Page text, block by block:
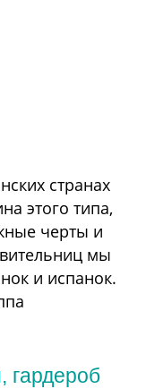
странах
этого типа,
черты и
мы
и испанок.
гардероб